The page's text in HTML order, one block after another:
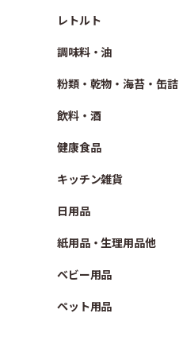
レトルト
調味料・油
粉類・乾物・海苔・缶詰
飲料・酒
健康食品
キッチン雑貨
日用品
紙用品・生理用品他
ベビー用品
ペット用品